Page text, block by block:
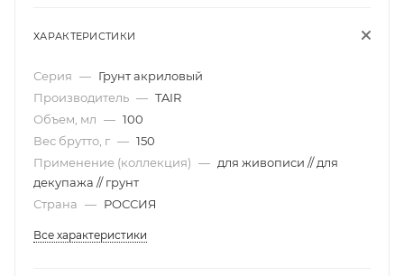
ХАРАКТЕРИСТИКИ
Серия — Грунт акриловый
Производитель — TAIR
Объем, мл — 100
Вес брутто, г — 150
Применение (коллекция) — для живописи // для
декупажа // грунт
Страна — РОССИЯ
Все характеристики